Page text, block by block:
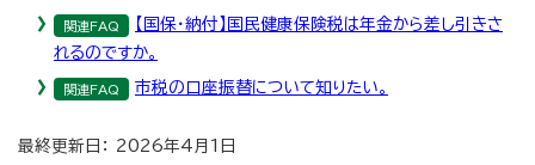
関連FAQ
【国保・納付】国民健康保険税は年金から差し引きさ
れるのですか。
関連FAQ 市税の口座振替について知りたい。
最終更新日： 2026年4月1日